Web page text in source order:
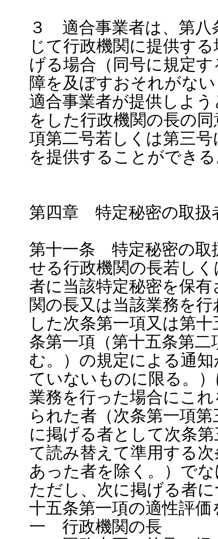
３ 適合事業者は、第八
じて行政機関に提供す
げる場合（同号に規定
障を及ぼすおそれがな
適合事業者が提供しよ
をした行政機関の長の
項第二号若しくは第三
を提供することができ
第四章 特定秘密の取扱
第十一条 特定秘密の取
せる行政機関の長若し
者に当該特定秘密を保
関の長又は当該業務を
した次条第一項又は第
条第一項（第十五条第
む。）の規定による通
ていないものに限る。
業務を行った場合にこ
られた者（次条第一項
に掲げる者として次条
て読み替えて準用する
あった者を除く。）で
ただし、次に掲げる者
十五条第一項の適性評
一 行政機関の長